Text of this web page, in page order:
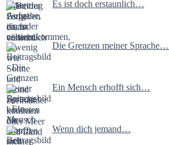
Es ist doch erstaunlich…
Die Grenzen meiner Sprache…
Ein Mensch erhofft sich…
Wenn dich jemand…